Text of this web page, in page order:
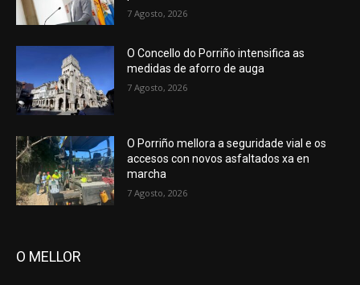
7 Agosto, 2026
O Concello do Porriño intensifica as
medidas de aforro de auga
7 Agosto, 2026
O Porriño mellora a seguridade vial e os
accesos con novos asfaltados xa en
marcha
7 Agosto, 2026
O MELLOR